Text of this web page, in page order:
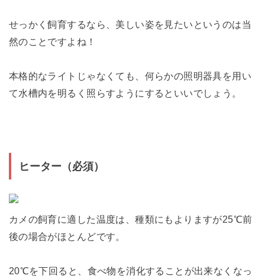
せっかく飼育するなら、美しい姿を見たいというのは当
然のことですよね！
本格的なライトじゃなくても、何らかの照明器具を用い
て水槽内を明るく照らすようにするといいでしょう。
ヒーター（必須）
カメの飼育に適した温度は、種類にもよりますが25℃前
後の場合がほとんどです。
20℃を下回ると、食べ物を消化することが出来なくなっ